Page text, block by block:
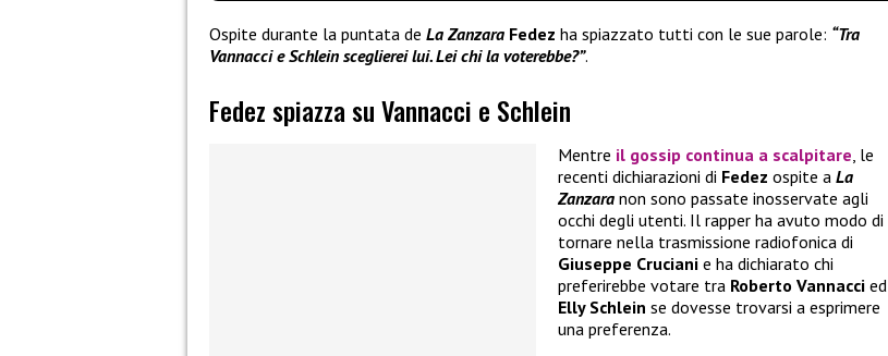
Ospite durante la puntata de La Zanzara Fedez ha spiazzato tutti con le sue parole: “Tra
Vannacci e Schlein sceglierei lui. Lei chi la voterebbe?”.
Fedez spiazza su Vannacci e Schlein
Mentre il gossip continua a scalpitare, le
recenti dichiarazioni di Fedez ospite a La
Zanzara non sono passate inosservate agli
occhi degli utenti. Il rapper ha avuto modo di
tornare nella trasmissione radiofonica di
Giuseppe Cruciani e ha dichiarato chi
preferirebbe votare tra Roberto Vannacci ed
Elly Schlein se dovesse trovarsi a esprimere
una preferenza.